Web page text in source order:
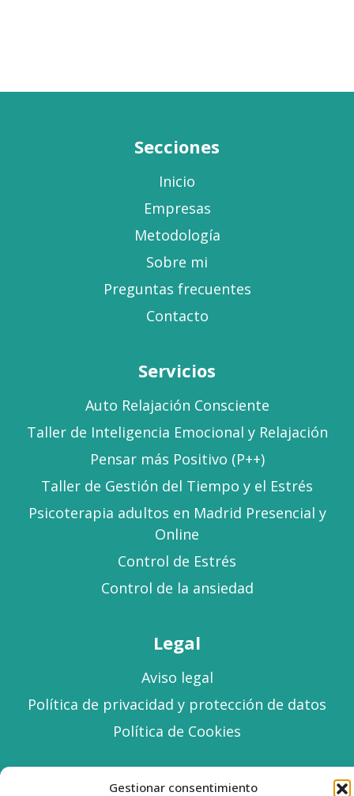
Gestionar consentimiento
Secciones
Inicio
Empresas
Metodología
Sobre mi
Preguntas frecuentes
Contacto
Servicios
Auto Relajación Consciente
Taller de Inteligencia Emocional y Relajación
Pensar más Positivo (P++)
Taller de Gestión del Tiempo y el Estrés
Psicoterapia adultos en Madrid Presencial y
Online
Control de Estrés
Control de la ansiedad
Legal
Aviso legal
Política de privacidad y protección de datos
Política de Cookies